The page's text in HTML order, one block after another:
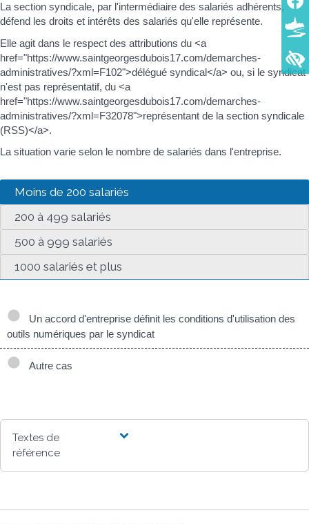
La section syndicale, par l'intermédiaire des salariés adhérents,
défend les droits et intérêts des salariés qu'elle représente.
Elle agit dans le respect des attributions du <a
href="https://www.saintgeorgesdubois17.com/demarches-
administratives/?xml=F102">délégué syndical</a> ou, si le syndicat
n'est pas représentatif, du <a
href="https://www.saintgeorgesdubois17.com/demarches-
administratives/?xml=F32078">représentant de la section syndicale
(RSS)</a>.
La situation varie selon le nombre de salariés dans l'entreprise.
Moins de 200 salariés
200 à 499 salariés
500 à 999 salariés
1000 salariés et plus
Un accord d'entreprise définit les conditions d'utilisation des
outils numériques par le syndicat
Autre cas
Textes de
référence